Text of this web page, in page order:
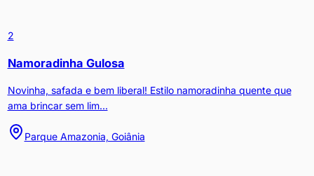
2
Namoradinha Gulosa
Novinha, safada e bem liberal! Estilo namoradinha quente que
ama brincar sem lim...
Parque Amazonia, Goiânia